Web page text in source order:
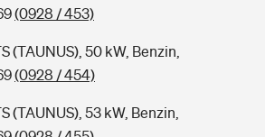
(0928 / 453)
(TAUNUS), 50 kW, Benzin,
(0928 / 454)
(TAUNUS), 53 kW, Benzin,